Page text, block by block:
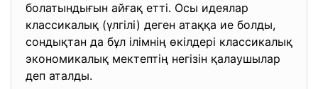
болатындығын айғақ етті. Осы идеялар
классикалық (үлгілі) деген атаққа ие болды,
сондықтан да бұл ілімнің өкілдері классикалық
экономикалық мектептің негізін қалаушылар
деп аталды.